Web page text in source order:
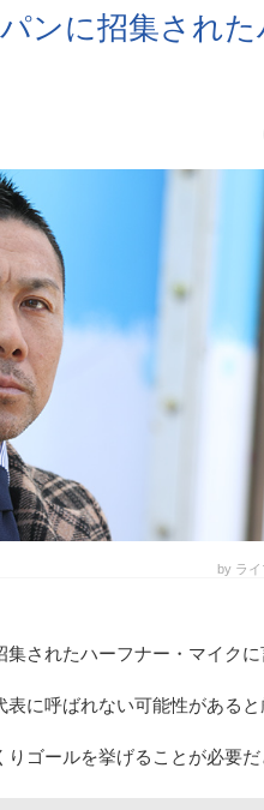
ンに招集された
by ラ
集されたハーフナー・マイク
に呼ばれない可能性がある
ゴールを挙げることが必要だ